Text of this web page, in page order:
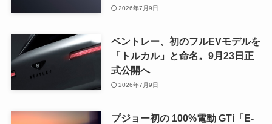
2026年7月9日
ベントレー、初のフルEVモデルを
「トルカル」と命名。9月23日正
式公開へ
2026年7月9日
プジョー初の 100%電動 GTi「E-